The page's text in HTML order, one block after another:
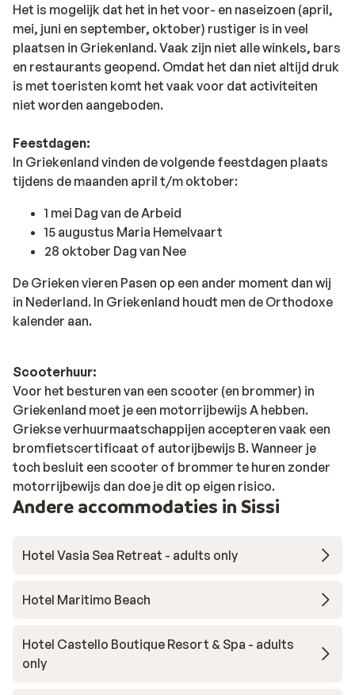
Het is mogelijk dat het in het voor- en naseizoen (april,
mei, juni en september, oktober) rustiger is in veel
plaatsen in Griekenland. Vaak zijn niet alle winkels, bars
en restaurants geopend. Omdat het dan niet altijd druk
is met toeristen komt het vaak voor dat activiteiten
niet worden aangeboden.
Feestdagen:
In Griekenland vinden de volgende feestdagen plaats
tijdens de maanden april t/m oktober:
1 mei Dag van de Arbeid
15 augustus Maria Hemelvaart
28 oktober Dag van Nee
De Grieken vieren Pasen op een ander moment dan wij
in Nederland. In Griekenland houdt men de Orthodoxe
kalender aan.
Scooterhuur:
Voor het besturen van een scooter (en brommer) in
Griekenland moet je een motorrijbewijs A hebben.
Griekse verhuurmaatschappijen accepteren vaak een
bromfietscertificaat of autorijbewijs B. Wanneer je
toch besluit een scooter of brommer te huren zonder
motorrijbewijs dan doe je dit op eigen risico.
Andere accommodaties in Sissi
Hotel Vasia Sea Retreat - adults only
Hotel Maritimo Beach
Hotel Castello Boutique Resort & Spa - adults
only